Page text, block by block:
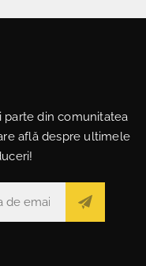
parte din comunitatea
află despre ultimele